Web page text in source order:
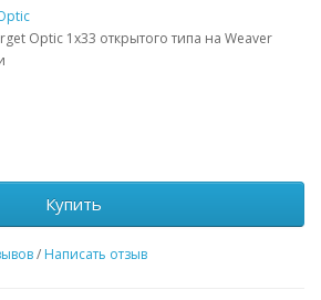
Optic 1х33 открытого типа на Weaver
Купить
/ Написать отзыв